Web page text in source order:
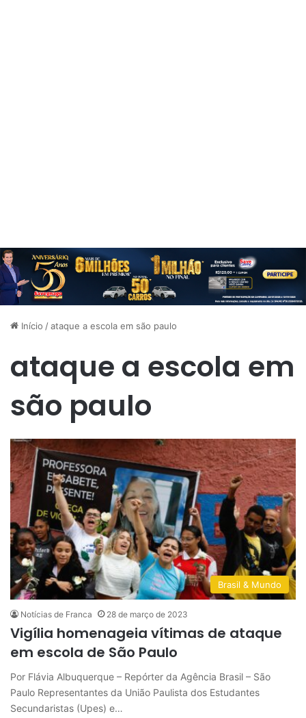
Início /ataque a escola em são paulo
ataque a escola em
são paulo
Brasil & Mundo
Notícias de Franca 28 de março de 2023
Vigília homenageia vítimas de ataque
em escola de São Paulo
Por Flávia Albuquerque – Repórter da Agência Brasil – São
Paulo Representantes da União Paulista dos Estudantes
Secundaristas (Upes) e…